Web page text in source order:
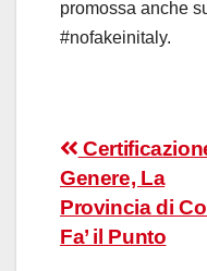
promossa anche
#nofakeinitaly.
articoli
Genere, La
Provincia di
Fa’ il Punto